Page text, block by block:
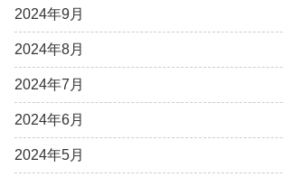
2024年9月
2024年8月
2024年7月
2024年6月
2024年5月